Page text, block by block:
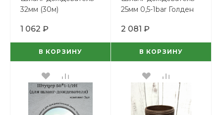
32мм (30м)
1 062 ₽
В КОРЗИНУ
25мм 0,5-1bar Голден
2 081 ₽
В КОРЗИНУ